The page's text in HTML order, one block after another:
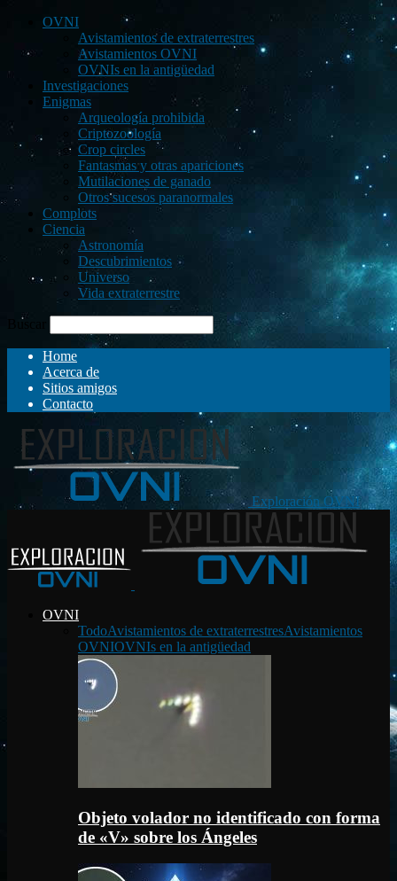
OVNI
Avistamientos de extraterrestres
Avistamientos OVNI
OVNIs en la antigüedad
Investigaciones
Enigmas
Arqueología prohibida
Criptozoología
Crop circles
Fantasmas y otras apariciones
Mutilaciones de ganado
Otros sucesos paranormales
Complots
Ciencia
Astronomía
Descubrimientos
Universo
Vida extraterrestre
Buscar
Home
Acerca de
Sitios amigos
Contacto
Exploración OVNI
OVNI
TodoAvistamientos de extraterrestresAvistamientos
OVNIOVNIs en la antigüedad
Objeto volador no identificado con forma
de «V» sobre los Ángeles